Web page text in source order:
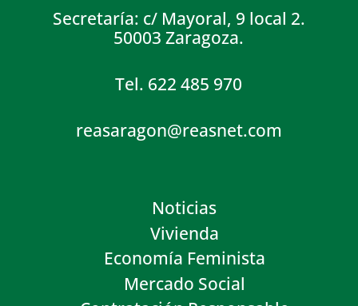
Secretaría: c/ Mayoral, 9 local 2.
50003 Zaragoza.
Tel. 622 485 970
reasaragon@reasnet.com
Noticias
Vivienda
Economía Feminista
Mercado Social